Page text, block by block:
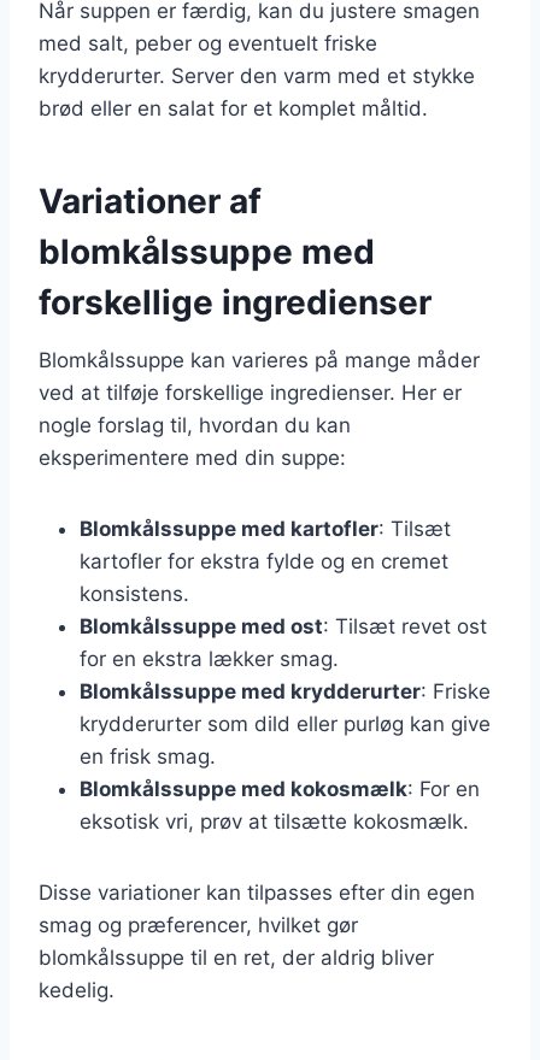
Når suppen er færdig, kan du justere smagen
med salt, peber og eventuelt friske
krydderurter. Server den varm med et stykke
brød eller en salat for et komplet måltid.
Variationer af
blomkålssuppe med
forskellige ingredienser
Blomkålssuppe kan varieres på mange måder
ved at tilføje forskellige ingredienser. Her er
nogle forslag til, hvordan du kan
eksperimentere med din suppe:
Blomkålssuppe med kartofler: Tilsæt
kartofler for ekstra fylde og en cremet
konsistens.
Blomkålssuppe med ost: Tilsæt revet ost
for en ekstra lækker smag.
Blomkålssuppe med krydderurter: Friske
krydderurter som dild eller purløg kan give
en frisk smag.
Blomkålssuppe med kokosmælk: For en
eksotisk vri, prøv at tilsætte kokosmælk.
Disse variationer kan tilpasses efter din egen
smag og præferencer, hvilket gør
blomkålssuppe til en ret, der aldrig bliver
kedelig.